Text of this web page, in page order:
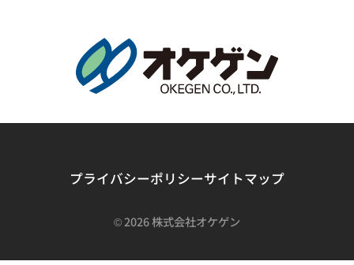
プライバシーポリシーサイトマップ
©2026 株式会社オケゲン